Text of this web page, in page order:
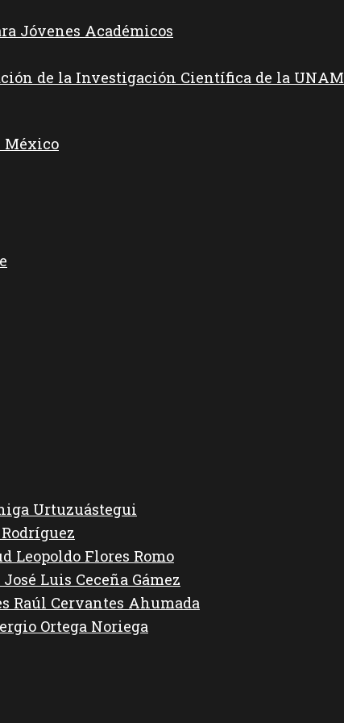
Jóvenes Académicos
de la Investigación Científica de la UNAM
México
Urtuzuástegui
Leopoldo Flores Romo
Luis Ceceña Gámez
Raúl Cervantes Ahumada
Ortega Noriega